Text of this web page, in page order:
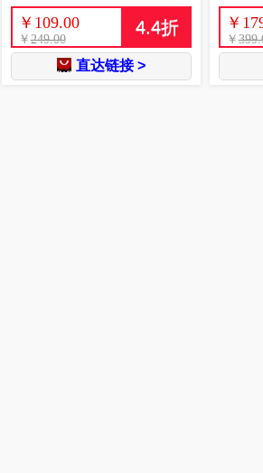
￥ 109.00
￥249.00
4.4折
直达链接 >
￥
￥